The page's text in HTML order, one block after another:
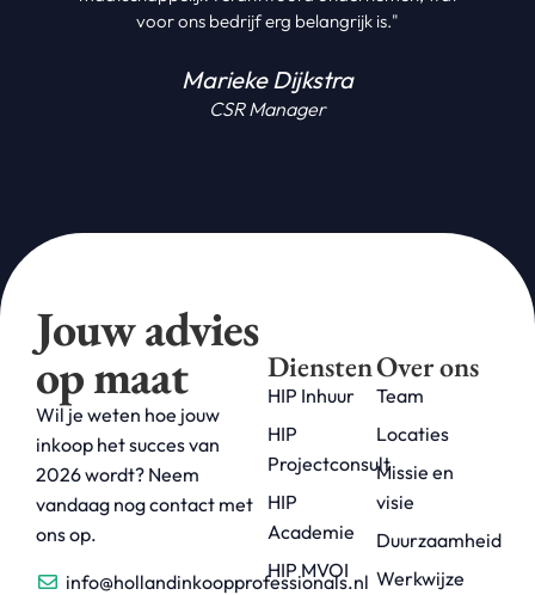
voor ons bedrijf erg belangrijk is."
Marieke Dijkstra
CSR Manager
Jouw advies
op maat
Wil je weten hoe jouw
inkoop het succes van
2026 wordt? Neem
vandaag nog contact met
ons op.
info@hollandinkoopprofessionals.nl
Diensten
HIP Inhuur
HIP
Projectconsult
HIP
Academie
HIP MVOI
Over ons
Team
Locaties
Missie en
visie
Duurzaamheid
Werkwijze